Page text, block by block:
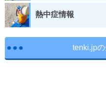
熱中症情報
tenki.jp